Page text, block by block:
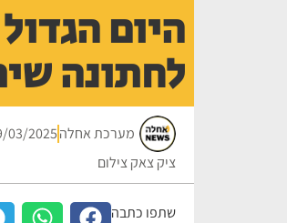
היום
לחתונה
מערכת אחלה03/2025
ציק צאק צילום
שתפו כתבה